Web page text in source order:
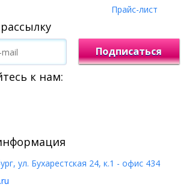
Прайс-лист
Подписаться
к нам:
ул. Бухарестская 24, к.1 - офис 434